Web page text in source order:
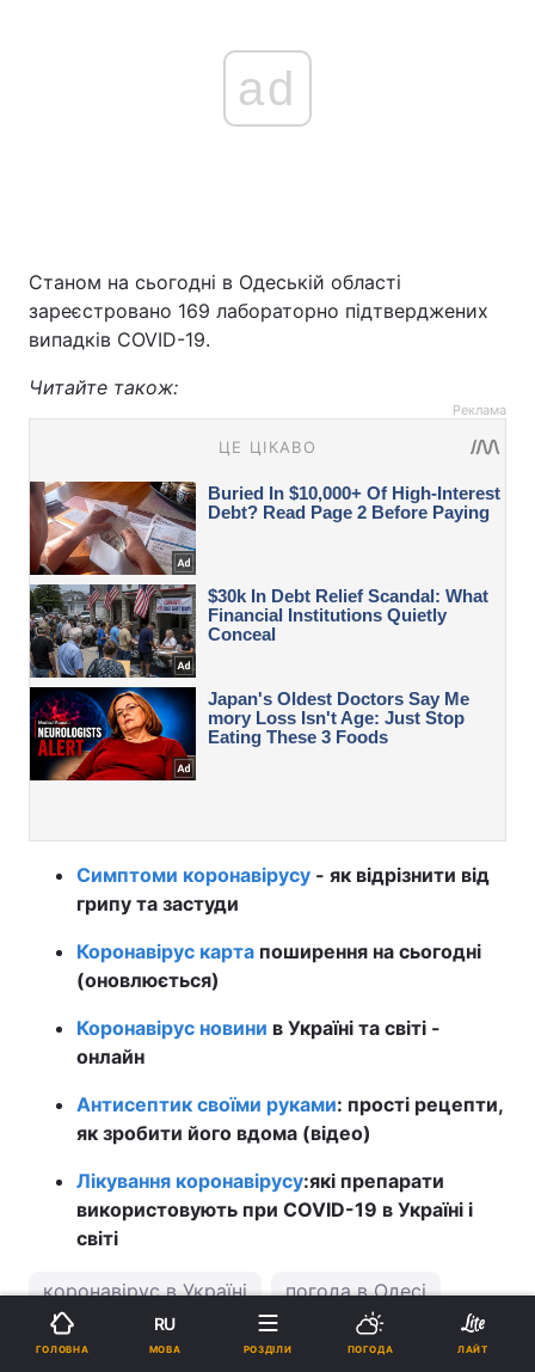
ad
Станом на сьогодні в Одеській області
зареєстровано 169 лабораторно підтверджених
випадків COVID-19.
Читайте також:
Реклама
Симптоми коронавірусу - як відрізнити від
грипу та застуди
Коронавірус карта поширення на сьогодні
(оновлюється)
Коронавірус новини в Україні та світі -
онлайн
Антисептик своїми руками: прості рецепти,
як зробити його вдома (відео)
Лікування коронавірусу:які препарати
використовують при COVID-19 в Україні і
світі
коронавірус в Україні погода в Одесі
ПІДТРИМАЙТЕ НАС
ГОЛОВНА
RU
МОВА РОЗДІЛИ ПОГОДА ЛАЙТ